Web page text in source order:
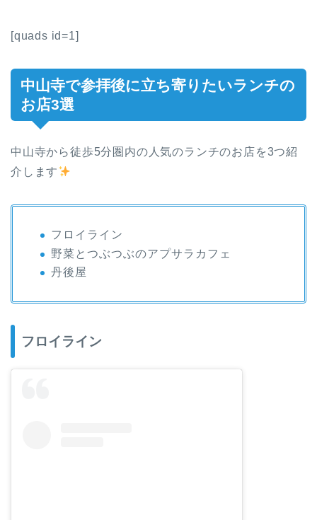
[quads id=1]
中山寺で参拝後に立ち寄りたいランチの
お店3選
中山寺から徒歩5分圏内の人気のランチのお店を3つ紹
介します
フロイライン
野菜とつぶつぶのアプサラカフェ
丹後屋
フロイライン